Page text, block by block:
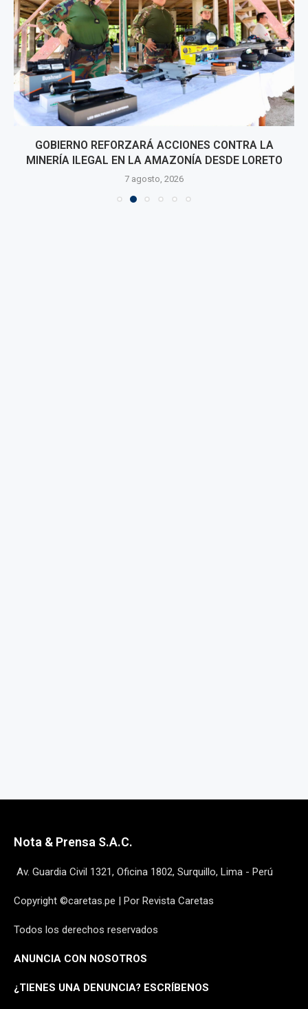
GOBIERNO REFORZARÁ ACCIONES CONTRA LA
MINERÍA ILEGAL EN LA AMAZONÍA DESDE LORETO
7 agosto, 2026
Nota & Prensa S.A.C.
Av. Guardia Civil 1321, Oficina 1802, Surquillo, Lima - Perú
Copyright ©caretas.pe | Por Revista Caretas
Todos los derechos reservados
ANUNCIA CON NOSOTROS
¿TIENES UNA DENUNCIA? ESCRÍBENOS